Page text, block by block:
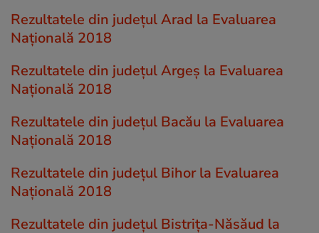
Rezultatele din județul Arad la Evaluarea
Națională 2018
Rezultatele din județul Argeş la Evaluarea
Națională 2018
Rezultatele din județul Bacău la Evaluarea
Națională 2018
Rezultatele din județul Bihor la Evaluarea
Națională 2018
Rezultatele din județul Bistriţa-Năsăud la